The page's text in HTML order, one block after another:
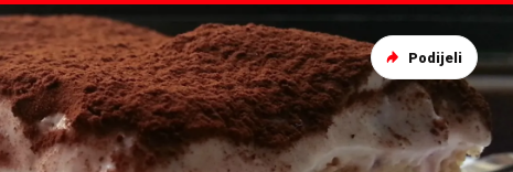
Podijeli